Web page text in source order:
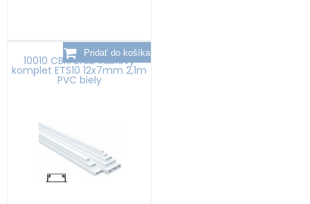
10010 CBR: Žľab káblový
komplet ETS10 12x7mm 2,1m
PVC biely